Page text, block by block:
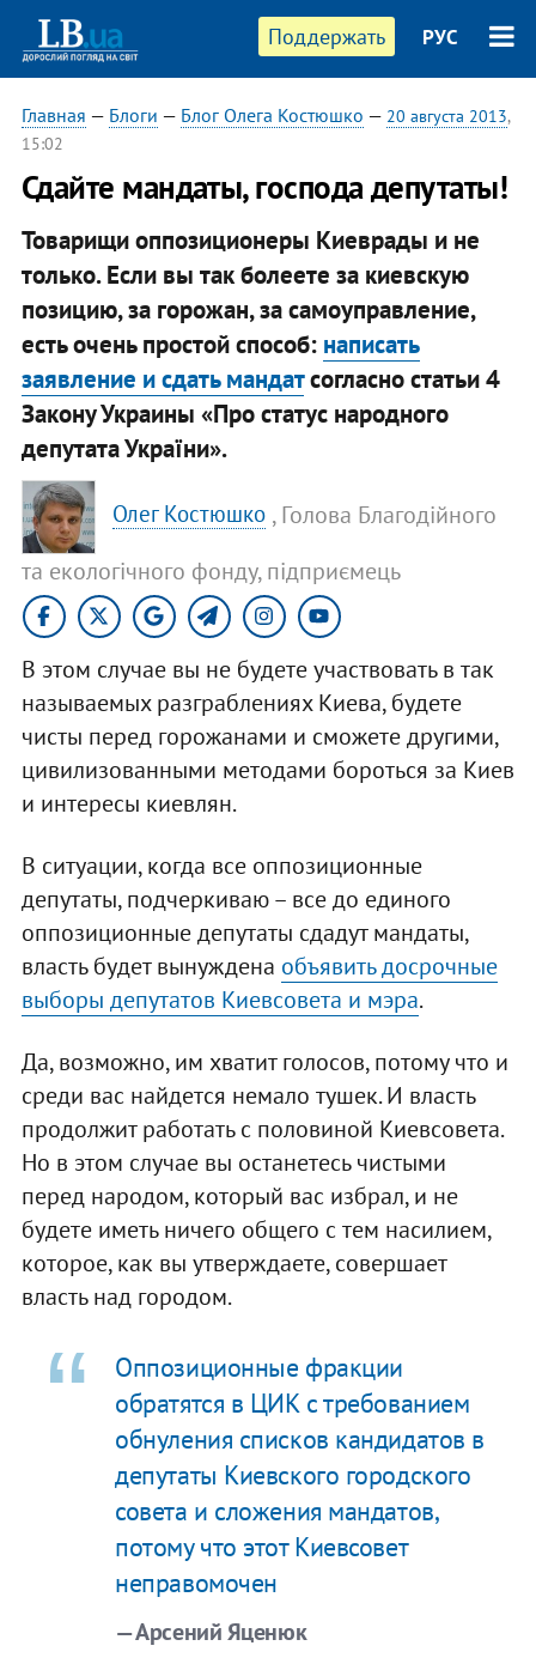
Поддержать РУС
Главная — Блоги — Блог Олега Костюшко — 20 августа 2013,
15:02
Сдайте мандаты, господа депутаты!
Товарищи оппозиционеры Киеврады и не
только. Если вы так болеете за киевскую
позицию, за горожан, за самоуправление,
есть очень простой способ: написать
заявление и сдать мандатсогласно статьи 4
Закону Украины «Про статус народного
депутата України».
Олег Костюшко , ​Голова Благодійного
та екологічного фонду, підприємець
В этом случае вы не будете участвовать в так
называемых разграблениях Киева, будете
чисты перед горожанами и сможете другими,
цивилизованными методами бороться за Киев
и интересы киевлян.
В ситуации, когда все оппозиционные
депутаты, подчеркиваю – все до единого
оппозиционные депутаты сдадут мандаты,
власть будет вынуждена объявить досрочные
выборы депутатов Киевсовета и мэра.
Да, возможно, им хватит голосов, потому что и
среди вас найдется немало тушек. И власть
продолжит работать с половиной Киевсовета.
Но в этом случае вы останетесь чистыми
перед народом, который вас избрал, и не
будете иметь ничего общего с тем насилием,
которое, как вы утверждаете, совершает
власть над городом.
Оппозиционные фракции
обратятся в ЦИК с требованием
обнуления списков кандидатов в
депутаты Киевского городского
совета и сложения мандатов,
потому что этот Киевсовет
неправомочен
— Арсений Яценюк